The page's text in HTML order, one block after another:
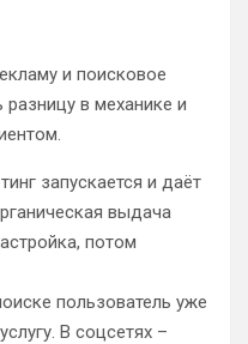
и поисковое
в механике и
запускается и даёт
выдача
потом
пользователь уже
В соцсетях –